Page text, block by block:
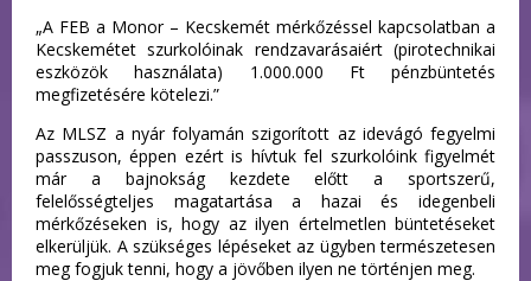
„A FEB a Monor – Kecskemét mérkőzéssel kapcsolatban a
Kecskemétet szurkolóinak rendzavarásaiért (pirotechnikai
eszközök használata) 1.000.000 Ft pénzbüntetés
megfizetésére kötelezi.”
Az MLSZ a nyár folyamán szigorított az idevágó fegyelmi
passzuson, éppen ezért is hívtuk fel szurkolóink figyelmét
már a bajnokság kezdete előtt a sportszerű,
felelősségteljes magatartása a hazai és idegenbeli
mérkőzéseken is, hogy az ilyen értelmetlen büntetéseket
elkerüljük. A szükséges lépéseket az ügyben természetesen
meg fogjuk tenni, hogy a jövőben ilyen ne történjen meg.